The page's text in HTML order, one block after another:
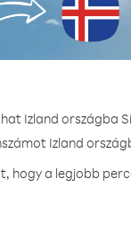
Izland országba
Izland
a legjobb